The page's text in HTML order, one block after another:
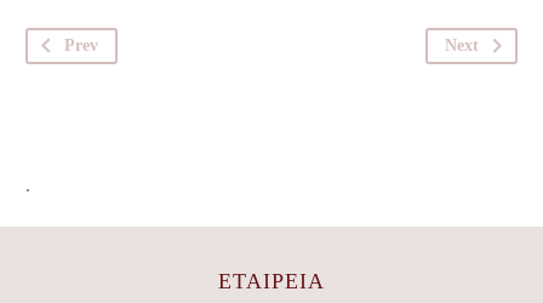
Prev Next
.
ΕΤΑΙΡΕΊΑ